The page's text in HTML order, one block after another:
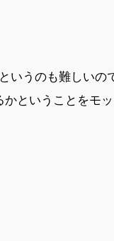
うのも難しいの
ということをモ